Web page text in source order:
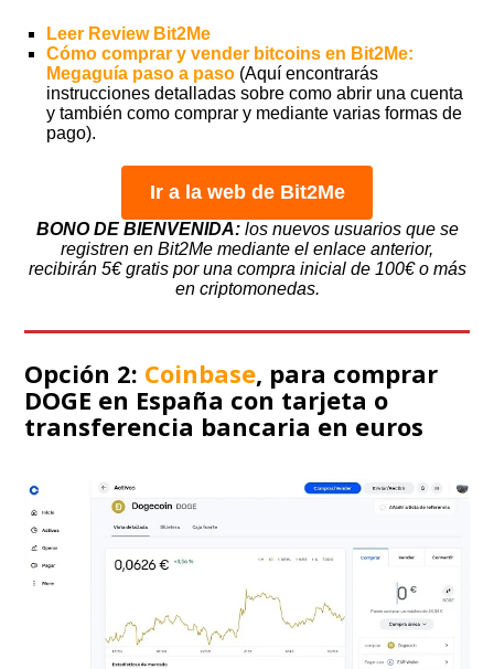
Leer Review Bit2Me
Cómo comprar y vender bitcoins en Bit2Me:
Megaguía paso a paso (Aquí encontrarás
instrucciones detalladas sobre como abrir una cuenta
y también como comprar y mediante varias formas de
pago).
Ir a la web de Bit2Me
BONO DE BIENVENIDA: los nuevos usuarios que se
registren en Bit2Me mediante el enlace anterior,
recibirán 5€ gratis por una compra inicial de 100€ o más
en criptomonedas.
Opción 2: Coinbase, para comprar
DOGE en España con tarjeta o
transferencia bancaria en euros